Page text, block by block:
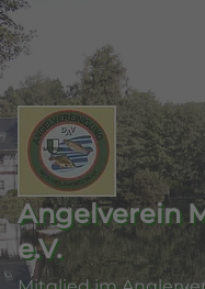
Angelverein
e.V.